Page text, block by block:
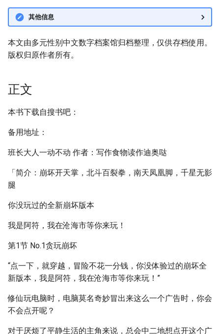
其他信息
本文由多元性别中文数字档案馆归档整理，仅供存档使用。
版权归原作者所有。
正文
本书下载自搜书吧：
备用地址：
班长大人一动不动 作者：写作食物读作迪奥哒
「简介：崩坏开天掌，北斗百裂拳，南天凤凰脚，千星无影
腿
你没玩过的全新崩坏版本
我是阿符，我在沧海市等你来玩！
第1节 No.1贪玩崩坏
“点一下，就穿越，冒险不花一分钱，你没体验过的崩坏全
新版本，我是阿符，我在沧海市等你来玩！”
修仙玩电脑时，电脑莫名奇妙冒出来这么一个广告时，你会
不会点开呢？
对于厌烦了平静生活的主角来说，总会中二地想点开这个广